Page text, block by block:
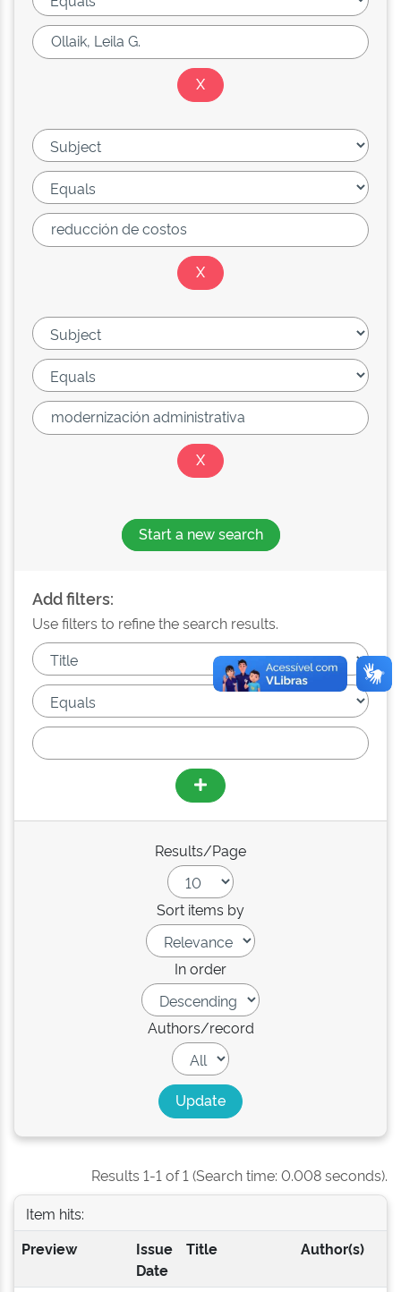
Start a new search
Add filters:
Use filters to refine the search results.
Results/Page
Sort items by
In order
Authors/record
Results 1-1 of 1 (Search time: 0.008 seconds).
Item hits:
Preview
Issue
Date
Title Author(s)